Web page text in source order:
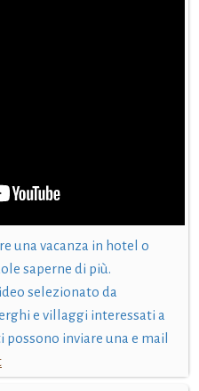
una vacanza in hotel o
saperne di più.
selezionato da
e villaggi interessati a
inviare una e mail